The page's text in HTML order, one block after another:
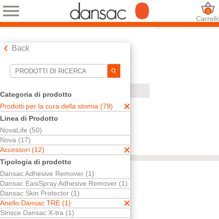
0
Back
Categoria di prodotto
Prodotti per la cura della stomia (79)
Linea di Prodotto
NovaLife (50)
Nova (17)
Accessori (12)
Tipologia di prodotto
Dansac Adhesive Remover (1)
Dansac EasiSpray Adhesive Remover (1)
Dansac Skin Protector (1)
Anello Dansac TRE (1)
Strisce Dansac X-tra (1)
Strumenti di ricerca
Le tue selezioni:
Prodotti per la cura della stomia
Accessori
Anello Dansac TRE
La tecnologia TRE™
La sua selezione abbinato1risultati
Ordina per:
Provalo! È gratis
Anello
Dansac